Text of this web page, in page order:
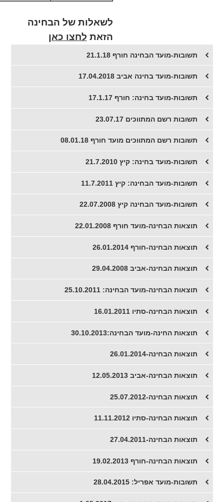
לשאלות של הבחינה
הזאת לחצו כאן
תשובות-מועד הבחינה חורף 21.1.18
תשובות-מועד בחינה אביב 17.04.2018
תשובות-מועד בחינה: חורף 17.1.17
תשובות רשם המתווכים 23.07.17
תשובות רשם המתווכים מועד חורף 08.01.18
תשובות-מועד בחינה: קיץ 21.7.2010
תשובות-מועד הבחינה: קיץ 11.7.2011
תשובות-מועד הבחינה קיץ 22.07.2008
תוצאות הבחינה-מועד חורף 22.01.2008
תוצאות הבחינה-חורף 26.01.2014
תוצאות הבחינה-אביב 29.04.2008
תוצאות הבחינה-מועד הבחינה: 25.10.2011
תוצאות הבחינה-סתיו 16.01.2011
תוצאות החינה-מועד הבחינה:30.10.2013
תוצאות הבחינה-26.01.2014
תוצאות הבחינה-אביב 12.05.2013
תוצאות הבחינה-25.07.2012
תוצאות הבחינה-סתיו 11.11.2012
תוצאות הבחינה-27.04.2011
תוצאות הבחינה-חורף 19.02.2013
תשובות-מועד אפריל: 28.04.2015